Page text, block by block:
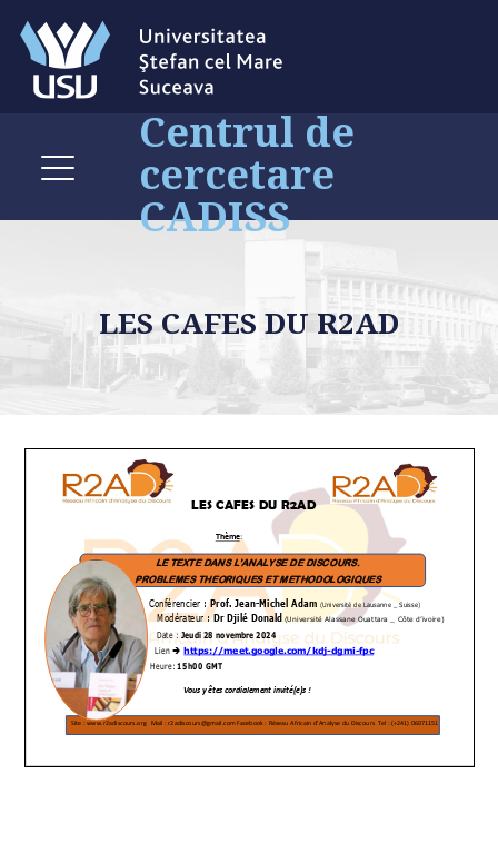
Centrul de
cercetare
CADISS
LES CAFES DU R2AD